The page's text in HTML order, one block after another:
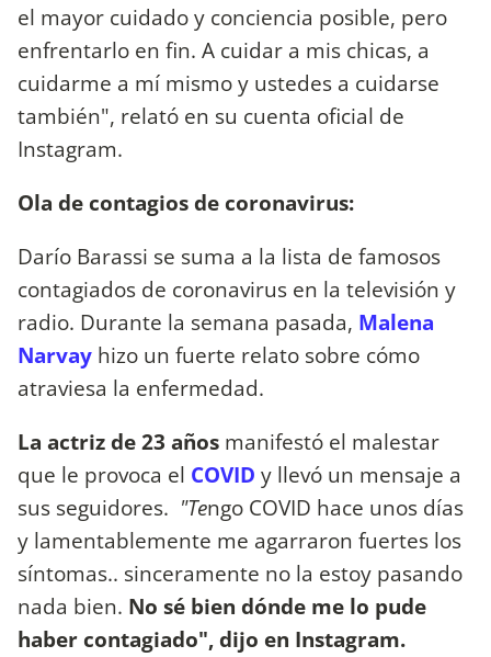
el mayor cuidado y conciencia posible, pero
enfrentarlo en fin. A cuidar a mis chicas, a
cuidarme a mí mismo y ustedes a cuidarse
también", relató en su cuenta oficial de
Instagram.
Ola de contagios de coronavirus:
Darío Barassi se suma a la lista de famosos
contagiados de coronavirus en la televisión y
radio. Durante la semana pasada, Malena
Narvay hizo un fuerte relato sobre cómo
atraviesa la enfermedad.
La actriz de 23 años manifestó el malestar
que le provoca el COVID y llevó un mensaje a
sus seguidores. "Tengo COVID hace unos días
y lamentablemente me agarraron fuertes los
síntomas.. sinceramente no la estoy pasando
nada bien. No sé bien dónde me lo pude
haber contagiado", dijo en Instagram.